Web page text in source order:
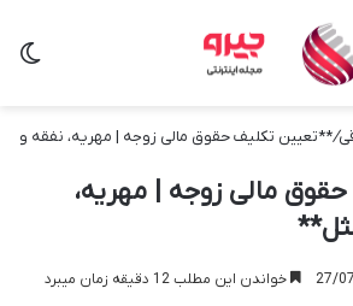
/**تعیین تکلیف حقوق مالی زوجه | مهریه، نفقه و
مالی زوجه | مهریه،
خواندن این مطلب 12 دقیقه زمان میبرد